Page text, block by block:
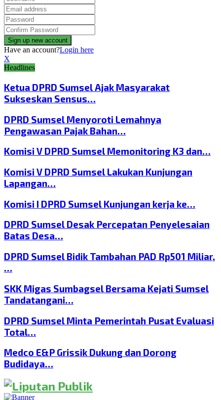
Have an account?Login here
X
Headlines
Ketua DPRD Sumsel Ajak Masyarakat
Sukseskan Sensus…
DPRD Sumsel Menyoroti Lemahnya
Pengawasan Pajak Bahan…
Komisi V DPRD Sumsel Memonitoring K3 dan…
Komisi V DPRD Sumsel Lakukan Kunjungan
Lapangan…
Komisi I DPRD Sumsel Kunjungan kerja ke…
DPRD Sumsel Desak Percepatan Penyelesaian
Batas Desa…
DPRD Sumsel Bidik Tambahan PAD Rp501 Miliar,
…
SKK Migas Sumbagsel Bersama Kejati Sumsel
Tandatangani…
DPRD Sumsel Minta Pemerintah Pusat Evaluasi
Total…
Medco E&P Grissik Dukung dan Dorong
Budidaya…